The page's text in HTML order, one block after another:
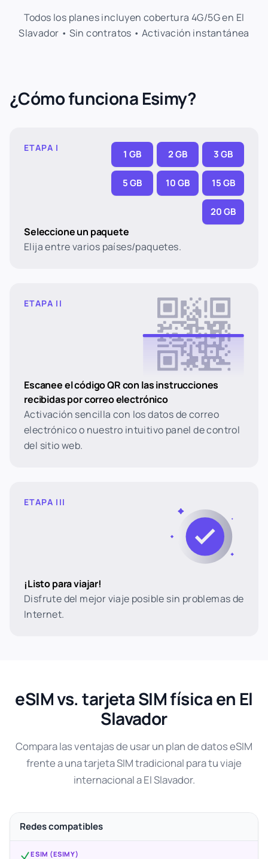
Todos los planes incluyen cobertura 4G/5G en El
Slavador • Sin contratos • Activación instantánea
¿Cómo funciona Esimy?
ETAPA I
1 GB 2 GB 3 GB
5 GB 10 GB 15 GB
20 GB
Seleccione un paquete
Elija entre varios países/paquetes.
ETAPA II
Escanee el código QR con las instrucciones
recibidas por correo electrónico
Activación sencilla con los datos de correo
electrónico o nuestro intuitivo panel de control
del sitio web.
ETAPA III
¡Listo para viajar!
Disfrute del mejor viaje posible sin problemas de
Internet.
eSIM vs. tarjeta SIM física en El
Slavador
Compara las ventajas de usar un plan de datos eSIM
frente a una tarjeta SIM tradicional para tu viaje
internacional a El Slavador.
Redes compatibles
ESIM (ESIMY)